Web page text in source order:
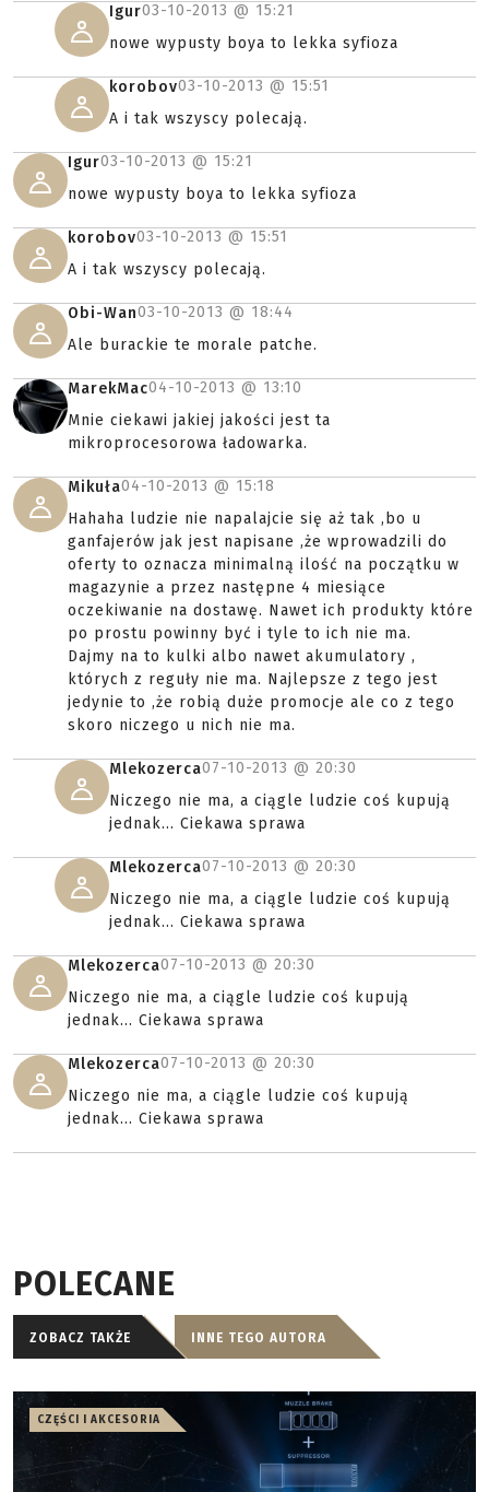
Igur03-10-2013 @ 15:21
nowe wypusty boya to lekka syfioza
korobov03-10-2013 @ 15:51
A i tak wszyscy polecają.
Igur03-10-2013 @ 15:21
nowe wypusty boya to lekka syfioza
korobov03-10-2013 @ 15:51
A i tak wszyscy polecają.
Obi-Wan03-10-2013 @ 18:44
Ale burackie te morale patche.
MarekMac04-10-2013 @ 13:10
Mnie ciekawi jakiej jakości jest ta
mikroprocesorowa ładowarka.
Mikuła04-10-2013 @ 15:18
Hahaha ludzie nie napalajcie się aż tak ,bo u
ganfajerów jak jest napisane ,że wprowadzili do
oferty to oznacza minimalną ilość na początku w
magazynie a przez następne 4 miesiące
oczekiwanie na dostawę. Nawet ich produkty które
po prostu powinny być i tyle to ich nie ma.
Dajmy na to kulki albo nawet akumulatory ,
których z reguły nie ma. Najlepsze z tego jest
jedynie to ,że robią duże promocje ale co z tego
skoro niczego u nich nie ma.
Mlekozerca07-10-2013 @ 20:30
Niczego nie ma, a ciągle ludzie coś kupują
jednak... Ciekawa sprawa
Mlekozerca07-10-2013 @ 20:30
Niczego nie ma, a ciągle ludzie coś kupują
jednak... Ciekawa sprawa
Mlekozerca07-10-2013 @ 20:30
Niczego nie ma, a ciągle ludzie coś kupują
jednak... Ciekawa sprawa
Mlekozerca07-10-2013 @ 20:30
Niczego nie ma, a ciągle ludzie coś kupują
jednak... Ciekawa sprawa
POLECANE
ZOBACZ TAKŻE INNE TEGO AUTORA
CZĘŚCI I AKCESORIA